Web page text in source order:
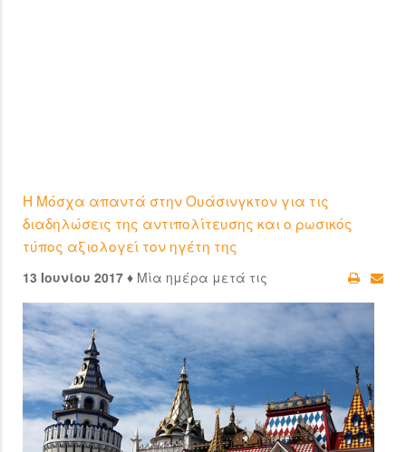
Η Μόσχα απαντά στην Ουάσινγκτον για τις
διαδηλώσεις της αντιπολίτευσης και ο ρωσικός
τύπος αξιολογεί τον ηγέτη της
13 Ιουνίου 2017 ♦ Μία ημέρα μετά τις